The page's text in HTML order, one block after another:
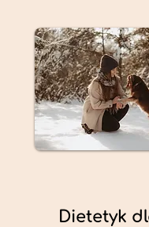
Dietetyk